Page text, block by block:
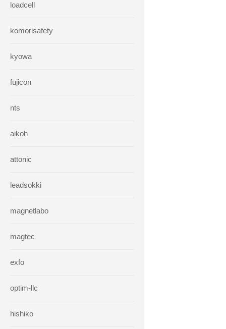
loadcell
komorisafety
kyowa
fujicon
nts
aikoh
attonic
leadsokki
magnetlabo
magtec
exfo
optim-llc
hishiko